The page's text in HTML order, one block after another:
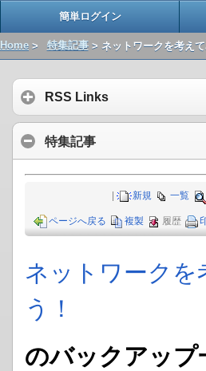
簡単ログイン
Home > 特集記事> ネットワークを考え
RSS Links
特集記事
新規 一覧
ページへ戻る 複製 履歴
ネットワークを
う！
のバックアップ